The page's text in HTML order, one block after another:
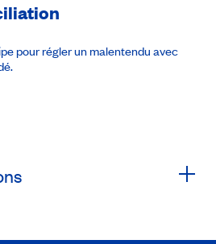
pour régler un malentendu avec